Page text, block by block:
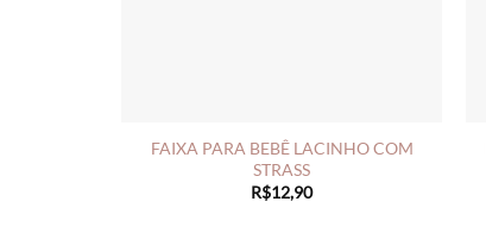
FAIXA PARA BEBÊ LACINHO COM
STRASS
R$12,90